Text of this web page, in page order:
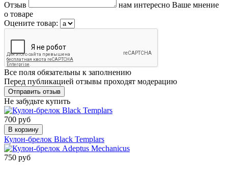
Отзыв
нам интересно Ваше мнение
о товаре
Оцените товар:
Все поля обязательны к заполнению
Перед публикацией отзывы проходят модерацию
Не забудьте купить
700 руб
В корзину
Кулон-брелок Black Templars
750 руб